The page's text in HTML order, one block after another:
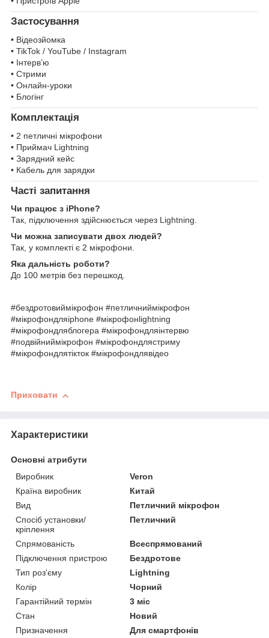
Застосування
• Відеозйомка
• TikTok / YouTube / Instagram
• Інтерв’ю
• Стрими
• Онлайн-уроки
• Блогінг
Комплектація
• 2 петличні мікрофони
• Приймач Lightning
• Зарядний кейс
• Кабель для зарядки
Часті запитання
Чи працює з iPhone?
Так, підключення здійснюється через Lightning.
Чи можна записувати двох людей?
Так, у комплекті є 2 мікрофони.
Яка дальність роботи?
До 100 метрів без перешкод.
#бездротовиймікрофон #петличниймікрофон
#мікрофондляiphone #мікрофонlightning
#мікрофондляблогера #мікрофондляінтервю
#подвійниймікрофон #мікрофондлястриму
#мікрофондлятікток #мікрофондлявідео
Приховати
Характеристики
Основні атрибути
Виробник
Veron
Країна виробник
Китай
Вид
Петличний мікрофон
Спосіб установки/
кріплення
Петличний
Спрямованість
Всеспрямований
Підключення пристрою
Бездротове
Тип роз'єму
Lightning
Колір
Чорний
Гарантійний термін
3 міс
Стан
Новий
Призначення
Для смартфонів